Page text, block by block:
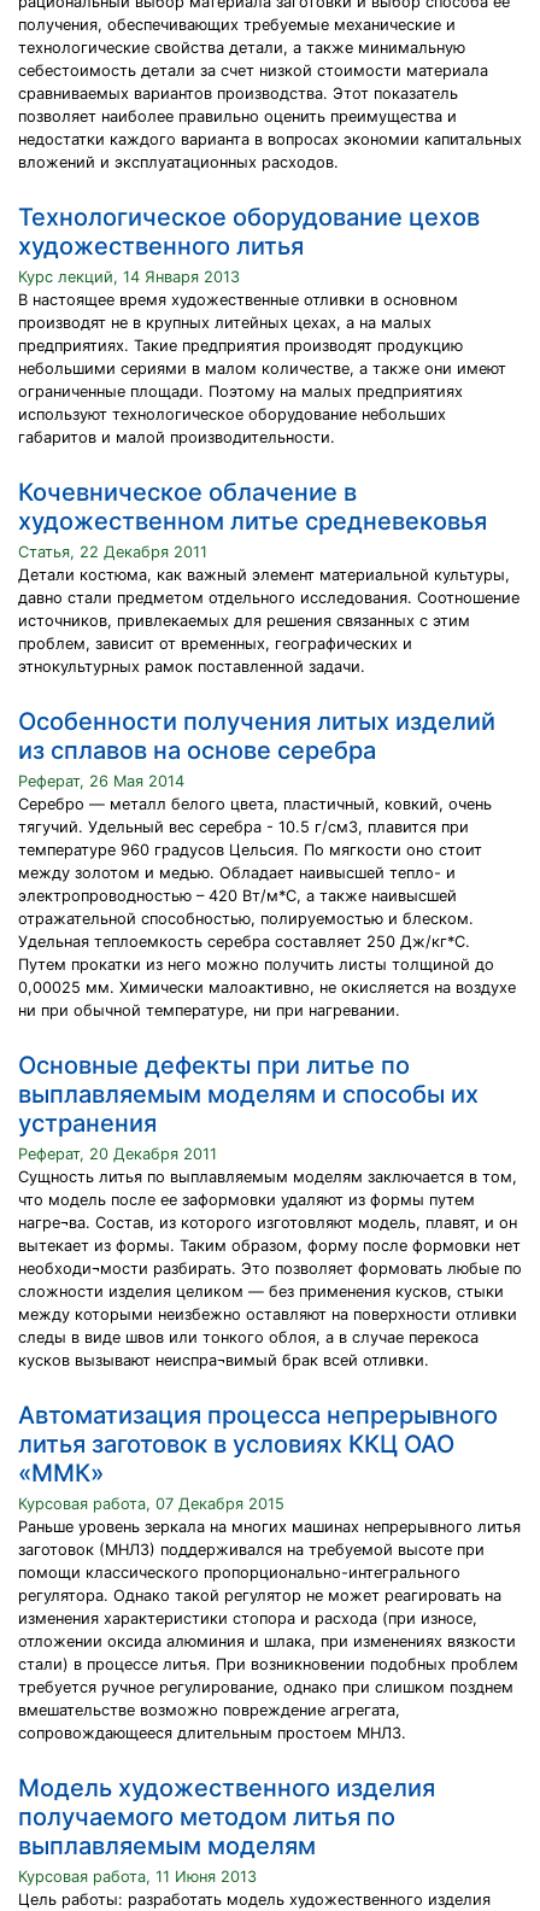
получения, обеспечивающих требуемые механические и
технологические свойства детали, а также минимальную
себестоимость детали за счет низкой стоимости материала
сравниваемых вариантов производства. Этот показатель
позволяет наиболее правильно оценить преимущества и
недостатки каждого варианта в вопросах экономии капитальных
вложений и эксплуатационных расходов.
Технологическое оборудование цехов
художественного литья
Курс лекций, 14 Января 2013
В настоящее время художественные отливки в основном
производят не в крупных литейных цехах, а на малых
предприятиях. Такие предприятия производят продукцию
небольшими сериями в малом количестве, а также они имеют
ограниченные площади. Поэтому на малых предприятиях
используют технологическое оборудование небольших
габаритов и малой производительности.
Кочевническое облачение в
художественном литье средневековья
Статья, 22 Декабря 2011
Детали костюма, как важный элемент материальной культуры,
давно стали предметом отдельного исследования. Соотношение
источников, привлекаемых для решения связанных с этим
проблем, зависит от временных, географических и
этнокультурных рамок поставленной задачи.
Особенности получения литых изделий
из сплавов на основе серебра
Реферат, 26 Мая 2014
Серебро — металл белого цвета, пластичный, ковкий, очень
тягучий. Удельный вес серебра - 10.5 г/см3, плавится при
температуре 960 градусов Цельсия. По мягкости оно стоит
между золотом и медью. Обладает наивысшей тепло- и
электропроводностью – 420 Вт/м*С, а также наивысшей
отражательной способностью, полируемостью и блеском.
Удельная теплоемкость серебра составляет 250 Дж/кг*С.
Путем прокатки из него можно получить листы толщиной до
0,00025 мм. Химически малоактивно, не окисляется на воздухе
ни при обычной температуре, ни при нагревании.
Основные дефекты при литье по
выплавляемым моделям и способы их
устранения
Реферат, 20 Декабря 2011
Сущность литья по выплавляемым моделям заключается в том,
что модель после ее заформовки удаляют из формы путем
нагре¬ва. Состав, из которого изготовляют модель, плавят, и он
вытекает из формы. Таким образом, форму после формовки нет
необходи¬мости разбирать. Это позволяет формовать любые по
сложности изделия целиком — без применения кусков, стыки
между которыми неизбежно оставляют на поверхности отливки
следы в виде швов или тонкого облоя, а в случае перекоса
кусков вызывают неиспра¬вимый брак всей отливки.
Автоматизация процесса непрерывного
литья заготовок в условиях ККЦ ОАО
«ММК»
Курсовая работа, 07 Декабря 2015
Раньше уровень зеркала на многих машинах непрерывного литья
заготовок (МНЛЗ) поддерживался на требуемой высоте при
помощи классического пропорционально-интегрального
регулятора. Однако такой регулятор не может реагировать на
изменения характеристики стопора и расхода (при износе,
отложении оксида алюминия и шлака, при изменениях вязкости
стали) в процессе литья. При возникновении подобных проблем
требуется ручное регулирование, однако при слишком позднем
вмешательстве возможно повреждение агрегата,
сопровождающееся длительным простоем МНЛЗ.
Модель художественного изделия
получаемого методом литья по
выплавляемым моделям
Курсовая работа, 11 Июня 2013
Цель работы: разработать модель художественного изделия